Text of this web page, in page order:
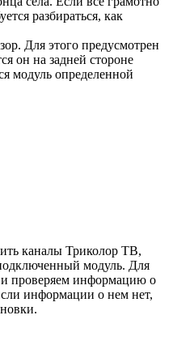
разбираться, как
Для этого предусмотрен
он на задней стороне
модуль определенной
каналы Триколор ТВ,
модуль. Для
и проверяем информацию о
информации о нем нет,